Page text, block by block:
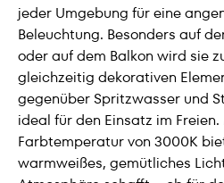
jeder Umgebung für eine
Beleuchtung. Besonders auf
oder auf dem Balkon wird sie
gleichzeitig dekorativen
gegenüber Spritzwasser und
ideal für den Einsatz im
Farbtemperatur von 3000K
warmweißes, gemütliches